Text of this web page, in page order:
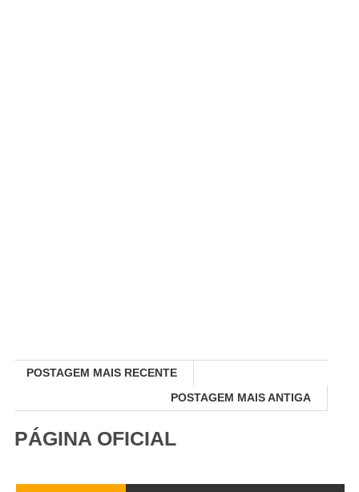
POSTAGEM MAIS RECENTE
POSTAGEM MAIS ANTIGA
PÁGINA OFICIAL